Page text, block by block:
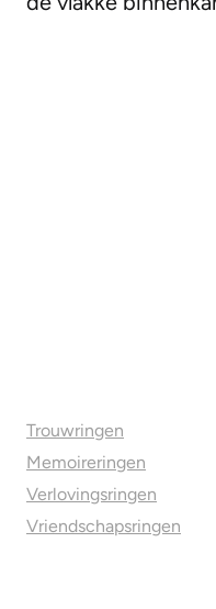
Trouwringen
Memoireringen
Verlovingsringen
Vriendschapsringen